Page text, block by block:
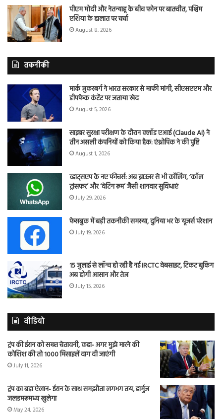
पीएम मोदी और नेतन्याहू के बीच फोन पर बातचीत, पश्चिम
एशिया के हालात पर चर्चा
August 8, 2026
तकनीकी
मार्क जुकरबर्ग ने भारत सरकार से माफी मांगी, सीएसएएम और
डीपफेक कंटेंट पर जताया खेद
August 5, 2026
साइबर सुरक्षा परीक्षण के दौरान क्लॉड एआई (Claude AI) ने
तीन असली कंपनियों को किया हैक: एंथ्रोपिक ने की पुष्टि
August 1, 2026
व्हाट्सएप के नए फीचर्स: अब ब्राउजर से भी कॉलिंग, ‘कॉल
ट्रांसफर’ और ‘वेटिंग रूम’ जैसी शानदार सुविधाएं
July 29, 2026
फेसबुक में बड़ी तकनीकी समस्या, दुनिया भर के यूजर्स परेशान
July 19, 2026
15 जुलाई से लॉन्च हो रही है नई IRCTC वेबसाइट, टिकट बुकिंग
अब होगी आसान और तेज
July 15, 2026
वीडियो
ट्रंप की ईरान को सख्त चेतावनी, कहा- अगर मुझे मारने की
कोशिश की तो 1000 मिसाइलें दाग दी जाएंगी
July 11, 2026
ट्रंप का बड़ा ऐलान- ईरान के साथ समझौता लगभग तय, हार्मुज
जलडमरूमध्य खुलेगा
May 24, 2026